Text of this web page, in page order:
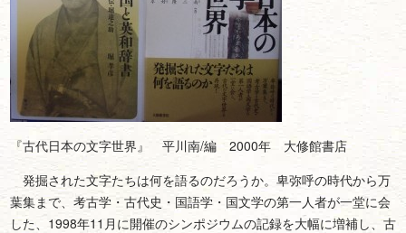
『古代日本の文字世界』 平川南/編 2000年 大修館書店
発掘された文字たちは何を語るのだろうか。卑弥呼の時代から万
葉集まで、考古学・古代史・国語学・国文学の第一人者が一堂に会
した、1998年11月に開催のシンポジウムの記録を大幅に増補し、古